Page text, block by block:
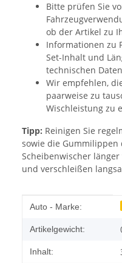
Bitte prüfen Sie
ob der Artikel zu
Informationen zu
Set-Inhalt und
technischen
Wir empfehlen,
paarweise zu
Wischleistung zu
Tipp: Reinigen Sie
sowie die Gummilippen
Scheibenwischer
und verschleißen
Produkteigenschaft
Wert
Auto - Marke:
Artikelgewicht:
Inhalt: